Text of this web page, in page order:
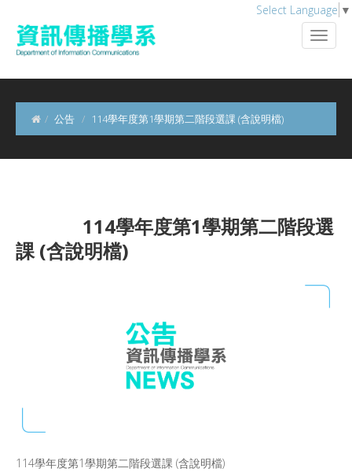
Select Language ▼
公告 114學年度第1學期第二階段選課 (含說明檔)
114學年度第1學期第二階段選
課 (含說明檔)
114學年度第1學期第二階段選課 (含說明檔)